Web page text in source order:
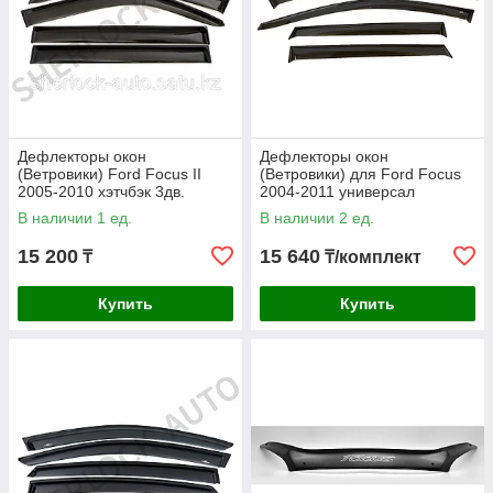
Дефлекторы окон
(Ветровики) Ford Focus II
2005-2010 хэтчбэк 3дв.
В наличии 1 ед.
15 200 ₸
Купить
Дефлекторы окон
(Ветровики) для Ford Focus
2004-2011 универсал
В наличии 2 ед.
15 640 ₸/комплект
Купить